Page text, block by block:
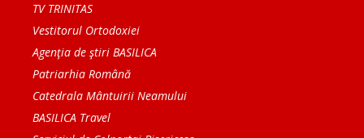
TV TRINITAS
Vestitorul Ortodoxiei
Agenţia de ştiri BASILICA
Patriarhia Română
Catedrala Mântuirii Neamului
BASILICA Travel